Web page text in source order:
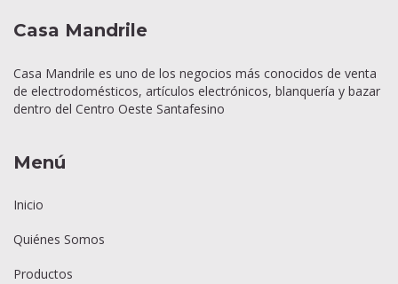
Casa Mandrile
Casa Mandrile es uno de los negocios más conocidos de venta
de electrodomésticos, artículos electrónicos, blanquería y bazar
dentro del Centro Oeste Santafesino
Menú
Inicio
Quiénes Somos
Productos